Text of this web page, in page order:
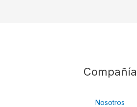
Compañía
Nosotros